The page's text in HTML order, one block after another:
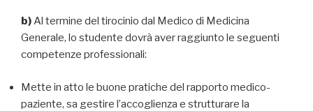
b)Al termine del tirocinio dal Medico di Medicina
Generale, lo studente dovrà aver raggiunto le seguenti
competenze professionali:
Mette in atto le buone pratiche del rapporto medico-
paziente, sa gestire l’accoglienza e strutturare la